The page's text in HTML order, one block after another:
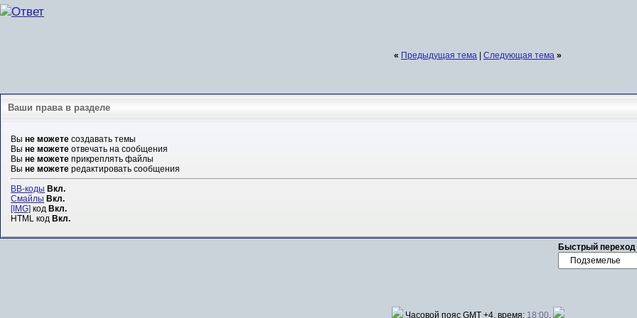
« Предыдущая тема | Следующая тема »
Ваши права в разделе
Выне можете создавать темы
Выне можете отвечать на сообщения
Выне можете прикреплять файлы
Выне можете редактировать сообщения
BB-коды Вкл.
Смайлы Вкл.
[IMG] код Вкл.
HTML код Вкл.
Быстрый переход
Часовой пояс GMT +4, время: 18:00.